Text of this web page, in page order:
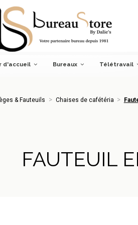
d'accueil Bureaux Télétravail
& Fauteuils Chaises de cafétéria
& Fauteuils Chaises de cafétéria
FAUTEUIL